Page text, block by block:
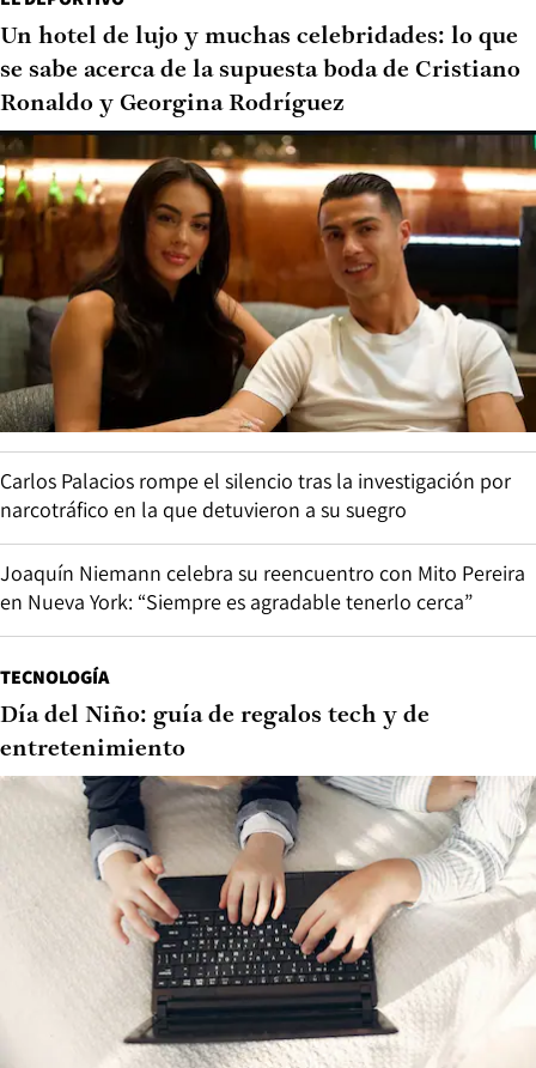
Un hotel de lujo y muchas celebridades: lo que
se sabe acerca de la supuesta boda de Cristiano
Ronaldo y Georgina Rodríguez
Carlos Palacios rompe el silencio tras la investigación por
narcotráfico en la que detuvieron a su suegro
Joaquín Niemann celebra su reencuentro con Mito Pereira
en Nueva York: “Siempre es agradable tenerlo cerca”
TECNOLOGÍA
Día del Niño: guía de regalos tech y de
entretenimiento